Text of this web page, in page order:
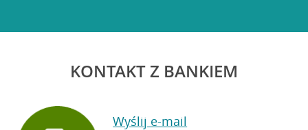
KONTAKT Z BANKIEM
Wyślij e-mail